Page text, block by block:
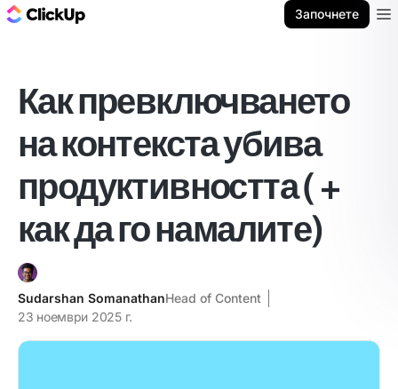
Започнете
Как превключването
на контекста убива
продуктивността ( +
как да го намалите)
Sudarshan SomanathanHead of Content
23 ноември 2025 г.